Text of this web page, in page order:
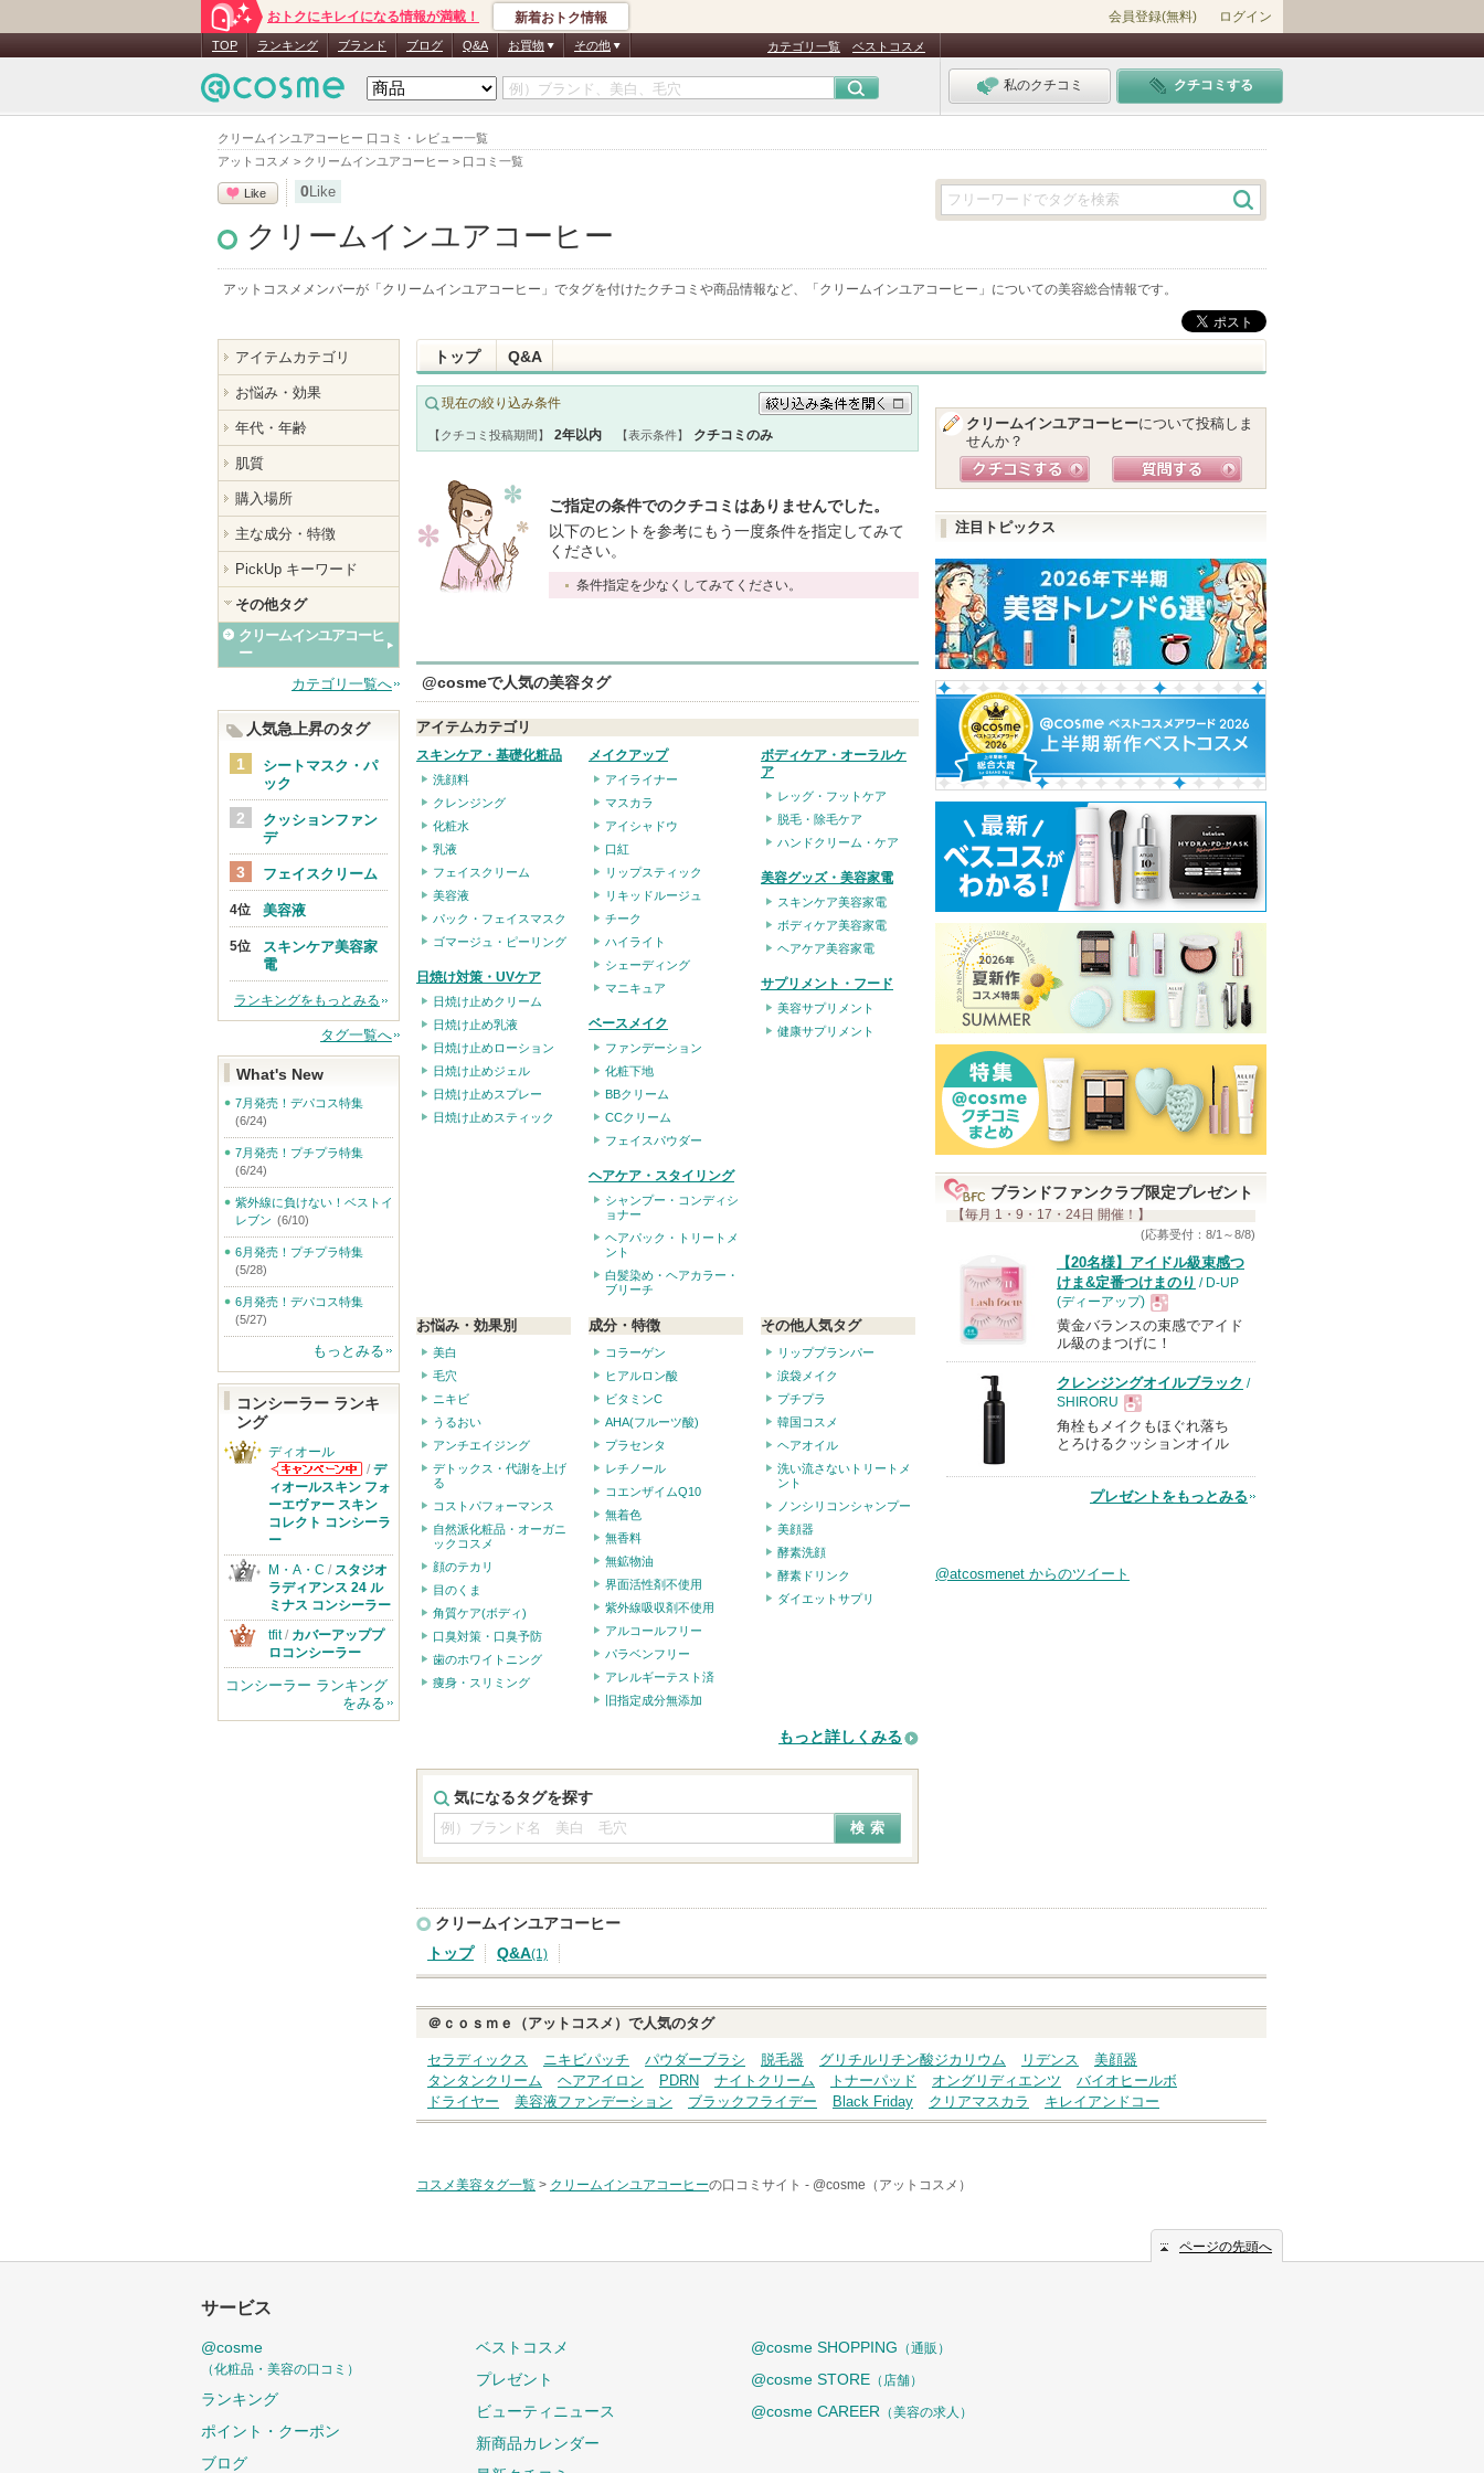
クリームインユアコーヒー 口コミ・レビュー一覧
アットコスメ > クリームインユアコーヒー > 口コミ一覧
おトクにキレイになる情報が満載！ 新着おトク情報 会員登録(無料) ログイン
TOP ランキング ブランド ブログ Q&A お買物 その他 カテゴリ一覧 ベストコスメ
私のクチコミ クチコミする
Like 0Like
クリームインユアコーヒー
アットコスメメンバーが「 クリームインユアコーヒー 」でタグを付けたクチコミや商品情報など、「 クリームインユアコーヒー 」についての美容総合情報です。
トップ Q&A
現在の絞り込み条件
絞り込み条件を開く
【クチコミ投稿期間】 2年以内 【表示条件】 クチコミのみ
ご指定の条件でのクチコミはありませんでした。
以下のヒントを参考にもう一度条件を指定してみて
ください。
条件指定を少なくしてみてください。
@cosmeで人気の美容タグ
アイテムカテゴリ
スキンケア・基礎化粧品
洗顔料
クレンジング
化粧水
乳液
フェイスクリーム
美容液
パック・フェイスマスク
ゴマージュ・ピーリング
日焼け対策・UVケア
日焼け止めクリーム
日焼け止め乳液
日焼け止めローション
日焼け止めジェル
日焼け止めスプレー
日焼け止めスティック
メイクアップ
アイライナー
マスカラ
アイシャドウ
口紅
リップスティック
リキッドルージュ
チーク
ハイライト
シェーディング
マニキュア
ベースメイク
ファンデーション
化粧下地
BBクリーム
CCクリーム
フェイスパウダー
ヘアケア・スタイリング
シャンプー・コンディシ
ョナー
ヘアパック・トリートメ
ント
白髪染め・ヘアカラー・
ブリーチ
ボディケア・オーラルケ
ア
レッグ・フットケア
脱毛・除毛ケア
ハンドクリーム・ケア
美容グッズ・美容家電
スキンケア美容家電
ボディケア美容家電
ヘアケア美容家電
サプリメント・フード
美容サプリメント
健康サプリメント
お悩み・効果別
美白
毛穴
ニキビ
うるおい
アンチエイジング
デトックス・代謝を上げ
る
コストパフォーマンス
自然派化粧品・オーガニ
ックコスメ
顔のテカリ
目のくま
角質ケア(ボディ)
口臭対策・口臭予防
歯のホワイトニング
痩身・スリミング
成分・特徴
コラーゲン
ヒアルロン酸
ビタミンC
AHA(フルーツ酸)
プラセンタ
レチノール
コエンザイムQ10
無着色
無香料
無鉱物油
界面活性剤不使用
紫外線吸収剤不使用
アルコールフリー
パラベンフリー
アレルギーテスト済
旧指定成分無添加
その他人気タグ
リッププランパー
涙袋メイク
プチプラ
韓国コスメ
ヘアオイル
洗い流さないトリートメ
ント
ノンシリコンシャンプー
美顔器
酵素洗顔
酵素ドリンク
ダイエットサプリ
もっと詳しくみる
気になるタグを探す
クリームインユアコーヒーについて投稿しま
せんか？
注目トピックス
ブランドファンクラブ限定プレゼント
【毎月 1・9・17・24日 開催！】
(応募受付：8/1～8/8)
【20名様】アイドル級束感つ
けま&定番つけまのり / D-UP
(ディーアップ)
現
品
黄金バランスの束感でアイド
ル級のまつげに！
クレンジングオイルブラック /
SHIRORU
現
品
角栓もメイクもほぐれ落ち
とろけるクッションオイル
プレゼントをもっとみる
@atcosmenet からのツイート
クリームインユアコーヒー
トップ
Q&A(1)
＠ｃｏｓｍｅ（アットコスメ）で人気のタグ
セラディックス ニキビパッチ パウダーブラシ 脱毛器 グリチルリチン酸ジカリウム リデンス
美顔器
タンタンクリーム
ヘアアイロン PDRN ナイトクリーム トナーパッド オングリディエンツ
バイオヒールボ
ドライヤー
美容液ファンデーション ブラックフライデー Black Friday クリアマスカラ キレイアンドコー
コスメ美容タグ一覧 > クリームインユアコーヒーの口コミサイト - @cosme（アットコスメ）
アイテムカテゴリ
お悩み・効果
年代・年齢
肌質
購入場所
主な成分・特徴
PickUp キーワード
その他タグ
クリームインユアコーヒ
ー
カテゴリ一覧へ
人気急上昇のタグ
シートマスク・パ
ック
クッションファン
デ
フェイスクリーム
美容液
スキンケア美容家
電
ランキングをもっとみる
タグ一覧へ
What's New
7月発売！デパコス特集
(6/24)
7月発売！プチプラ特集
(6/24)
紫外線に負けない！ベストイ
レブン (6/10)
6月発売！プチプラ特集
(5/28)
6月発売！デパコス特集
(5/27)
もっとみる
コンシーラー ランキ
ング
ディオール
ディオールから
のお知らせがあ
ります
/ デ
ィオールスキン フォ
ーエヴァー スキン
コレクト コンシーラ
ー
M・A・C / スタジオ
ラディアンス 24 ル
ミナス コンシーラー
tfit/ カバーアッププ
ロコンシーラー
コンシーラー ランキング
をみる
ページの先頭へ
サービス
@cosme
（化粧品・美容の口コミ）
ランキング
ポイント・クーポン
ブログ
ベストコスメ
プレゼント
ビューティニュース
新商品カレンダー
@cosme SHOPPING （通販）
@cosme STORE （店舗）
@cosme CAREER （美容の求人）